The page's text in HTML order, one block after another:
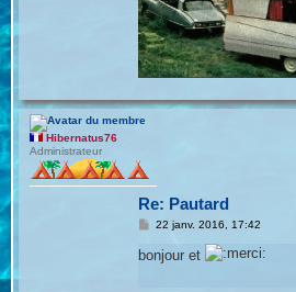
Hibernatus76
Administrateur
Re: Pautard
M
s
22 janv. 2016, 17:42
bonjour et